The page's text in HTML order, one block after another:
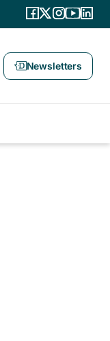
Newsletters